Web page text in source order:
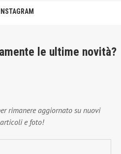
INSTAGRAM
le ultime novità?
rimanere aggiornato su nuovi
e foto!